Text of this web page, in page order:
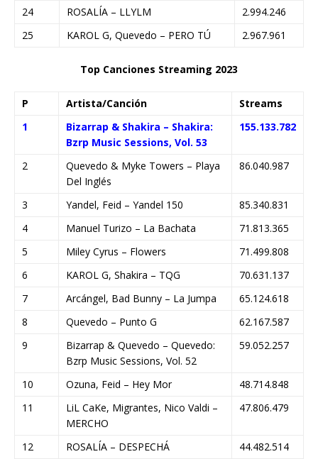
24
ROSALÍA – LLYLM
2.994.246
25
KAROL G, Quevedo – PERO TÚ 2.967.961
Top Canciones Streaming 2023
P Artista/Canción
Streams
1
Bizarrap & Shakira – Shakira:
Bzrp Music Sessions, Vol. 53
155.133.782
2
Quevedo & Myke Towers – Playa
Del Inglés
86.040.987
3 Yandel, Feid – Yandel 150
85.340.831
4
Manuel Turizo – La Bachata
71.813.365
5
Miley Cyrus – Flowers
71.499.808
6
KAROL G, Shakira – TQG
70.631.137
7
Arcángel, Bad Bunny – La Jumpa
65.124.618
8
Quevedo – Punto G
62.167.587
9
Bizarrap & Quevedo – Quevedo:
Bzrp Music Sessions, Vol. 52
59.052.257
10 Ozuna, Feid – Hey Mor
48.714.848
11
LiL CaKe, Migrantes, Nico Valdi –
MERCHO
47.806.479
12 ROSALÍA – DESPECHÁ 44.482.514